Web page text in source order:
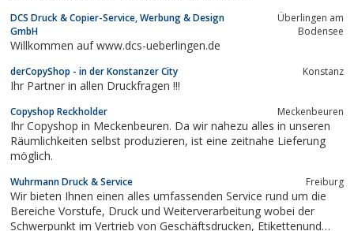
DCS Druck & Copier-Service, Werbung & Design
GmbH
Überlingen am
Bodensee
Willkommen auf www.dcs-ueberlingen.de
derCopyShop - in der Konstanzer City Konstanz
Ihr Partner in allen Druckfragen !!!
Copyshop Reckholder Meckenbeuren
Ihr Copyshop in Meckenbeuren. Da wir nahezu alles in unseren
Räumlichkeiten selbst produzieren, ist eine zeitnahe Lieferung
möglich.
Wuhrmann Druck & Service Freiburg
Wir bieten Ihnen einen alles umfassenden Service rund um die
Bereiche Vorstufe, Druck und Weiterverarbeitung wobei der
Schwerpunkt im Vertrieb von Geschäftsdrucken, Etikettenund